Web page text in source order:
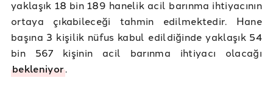
yaklaşık 18 bin 189 hanelik acil barınma ihtiyacının
ortaya çıkabileceği tahmin edilmektedir. Hane
başına 3 kişilik nüfus kabul edildiğinde yaklaşık 54
bin 567 kişinin acil barınma ihtiyacı olacağı
bekleniyor.